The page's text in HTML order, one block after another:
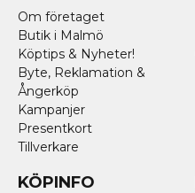
Om företaget
Butik i Malmö
Köptips & Nyheter!
Byte, Reklamation &
Ångerköp
Kampanjer
Presentkort
Tillverkare
KÖPINFO